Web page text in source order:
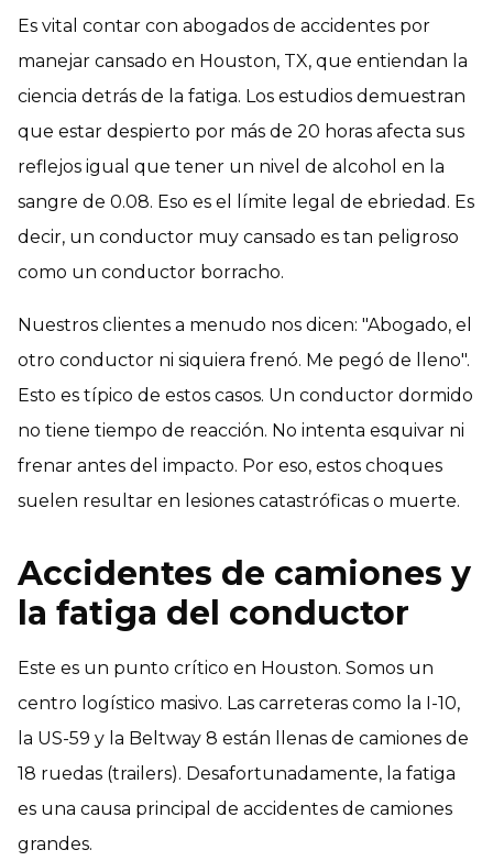
Es vital contar con abogados de accidentes por
manejar cansado en Houston, TX, que entiendan la
ciencia detrás de la fatiga. Los estudios demuestran
que estar despierto por más de 20 horas afecta sus
reflejos igual que tener un nivel de alcohol en la
sangre de 0.08. Eso es el límite legal de ebriedad. Es
decir, un conductor muy cansado es tan peligroso
como un conductor borracho.
Nuestros clientes a menudo nos dicen: "Abogado, el
otro conductor ni siquiera frenó. Me pegó de lleno".
Esto es típico de estos casos. Un conductor dormido
no tiene tiempo de reacción. No intenta esquivar ni
frenar antes del impacto. Por eso, estos choques
suelen resultar en lesiones catastróficas o muerte.
Accidentes de camiones y
la fatiga del conductor
Este es un punto crítico en Houston. Somos un
centro logístico masivo. Las carreteras como la I-10,
la US-59 y la Beltway 8 están llenas de camiones de
18 ruedas (trailers). Desafortunadamente, la fatiga
es una causa principal de accidentes de camiones
grandes.